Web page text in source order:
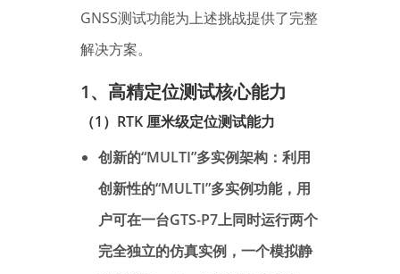
GNSS测试功能为上述挑战提供了完整
解决方案。
1、 高精定位测试核心能力
（1）RTK 厘米级定位测试能力
创新的“MULTI”多实例架构：利用
创新性的“MULTI”多实例功能，用
户可在一台GTS-P7上同时运行两个
完全独立的仿真实例，一个模拟静